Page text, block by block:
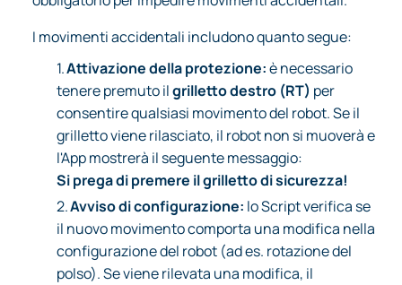
I movimenti accidentali includono quanto segue:
1.Attivazione della protezione:è necessario
tenere premuto ilgrilletto destro (RT) per
consentire qualsiasi movimento del robot. Se il
grilletto viene rilasciato, il robot non si muoverà e
l'App mostrerà il seguente messaggio:
Si prega di premere il grilletto di sicurezza!
2.Avviso di configurazione: lo Script verifica se
il nuovo movimento comporta una modifica nella
configurazione del robot (ad es. rotazione del
polso). Se viene rilevata una modifica, il